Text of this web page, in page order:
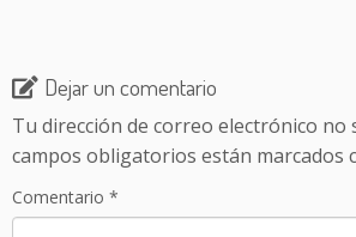
Dejar un comentario
Tu dirección de correo electrónico no
campos obligatorios están marcados
Comentario *